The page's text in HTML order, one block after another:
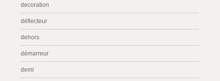
decoration
déflecteur
dehors
démarreur
demi